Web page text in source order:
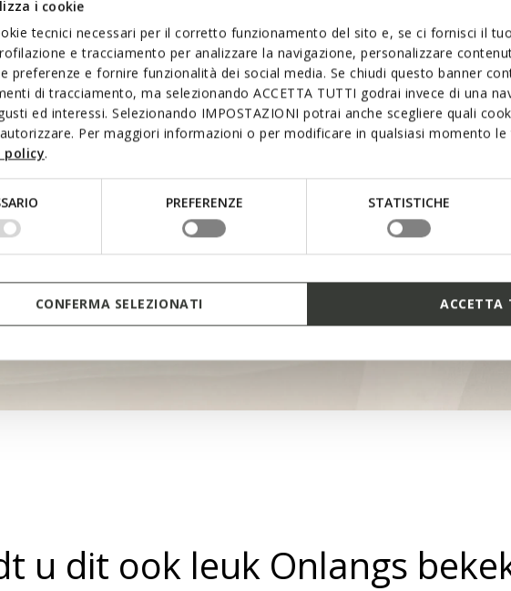
i cookie
tecnici necessari per il corretto funzionamento del sito e, se ci fornisci il
e tracciamento per analizzare la navigazione, personalizzare
preferenze e fornire funzionalità dei social media. Se chiudi questo banner
di tracciamento, ma selezionando ACCETTA TUTTI godrai invece di una
ed interessi. Selezionando IMPOSTAZIONI potrai anche scegliere quali
Per maggiori informazioni o per modificare in qualsiasi momento
policy.
PREFERENZE STATISTICHE
CONFERMA SELEZIONATI ACCETTA
SOFT PAD
VOORGEVORMDE TONG
u dit ook leuk Onlangs